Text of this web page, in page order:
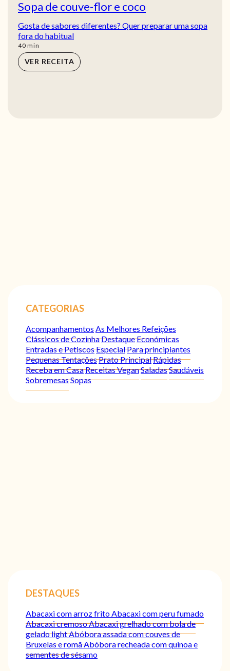
Sopa de couve-flor e coco
Gosta de sabores diferentes? Quer preparar uma sopa
fora do habitual
40min
min
VER RECEITA
CATEGORIAS
Acompanhamentos As Melhores Refeições
Clássicos de CozinhaDestaqueEconómicas
Entradas e PetiscosEspecialPara principiantes
Pequenas TentaçõesPrato PrincipalRápidas
Receba em CasaReceitas VeganSaladasSaudáveis
SobremesasSopas
DESTAQUES
Abacaxi com arroz fritoAbacaxi com peru fumado
Abacaxi cremosoAbacaxi grelhado com bola de
gelado lightAbóbora assada com couves de
Bruxelas e romãAbóbora recheada com quinoa e
sementes de sésamo